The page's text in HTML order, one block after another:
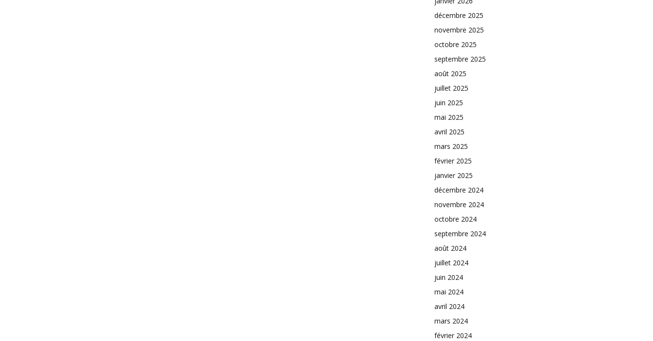
décembre 2025
novembre 2025
octobre 2025
septembre 2025
août 2025
juillet 2025
juin 2025
mai 2025
avril 2025
mars 2025
février 2025
janvier 2025
décembre 2024
novembre 2024
octobre 2024
septembre 2024
août 2024
juillet 2024
juin 2024
mai 2024
avril 2024
mars 2024
février 2024